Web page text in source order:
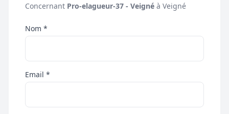
Concernant Pro-elagueur-37 - Veigné à Veigné
Nom *
Email *